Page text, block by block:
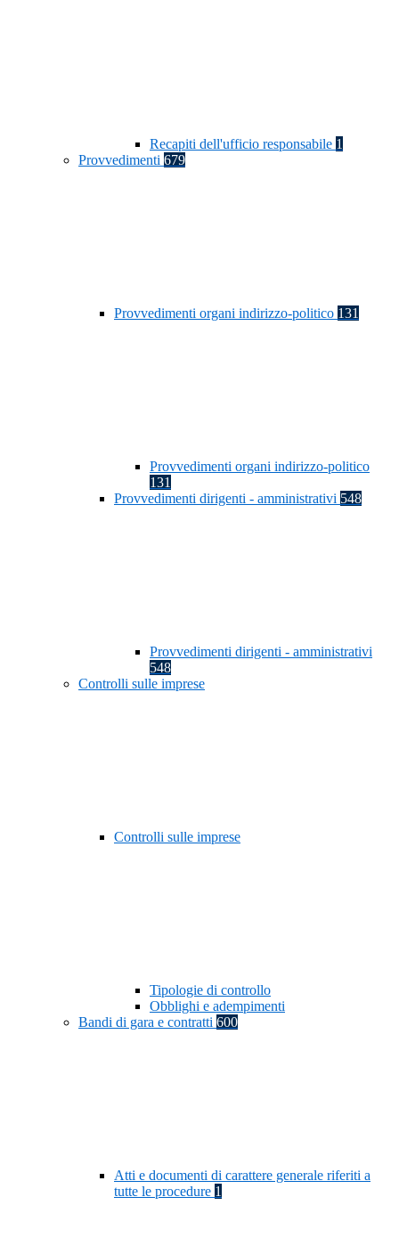
Recapiti dell'ufficio responsabile 1
Provvedimenti 679
Provvedimenti organi indirizzo-politico 131
Provvedimenti organi indirizzo-politico
131
Provvedimenti dirigenti - amministrativi 548
Provvedimenti dirigenti - amministrativi
548
Controlli sulle imprese
Controlli sulle imprese
Tipologie di controllo
Obblighi e adempimenti
Bandi di gara e contratti 600
Atti e documenti di carattere generale riferiti a
tutte le procedure 1